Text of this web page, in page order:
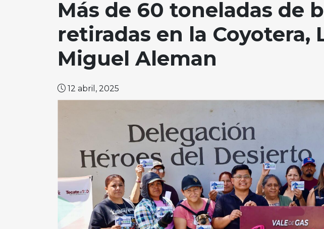
Más de 60 toneladas de
retiradas en la Coyotera,
Miguel Aleman
12 abril, 2025